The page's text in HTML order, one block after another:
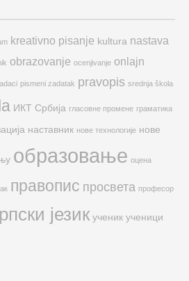
kreativno pisanje kultura nastava
obrazovanje ocenjivanje onlajn
pismeni zadatak pravopis srednja škola
ИКТ Србија гласовне промене граматика
наставник нове технологије нове
образовање оцена
правопис просвета професор
језик ученик ученици